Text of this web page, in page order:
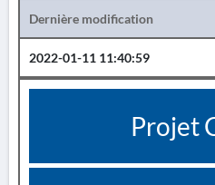
Dernière modification
2022-01-11 11:40:59
Projet